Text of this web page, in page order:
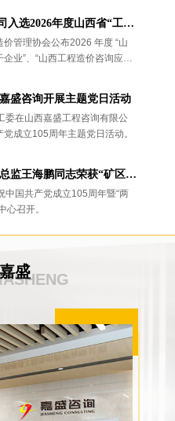
实力蝉联双荣誉 | 我司入选2026年度山西省“工程造价咨询业务骨干企业”及“应用创新领先企业”
管理协会公布2026 年度 “山
业”、“山西工程造价咨询应用
盛咨询开展主题党日活动
委在山西嘉盛工程咨询有限公
成立105周年主题党日活动。
嘉盛咨询：青矩中心总监王海鹏同志荣获“矿区优秀共产党员”称号
中国共产党成立105周年暨“两
心召开。
盛